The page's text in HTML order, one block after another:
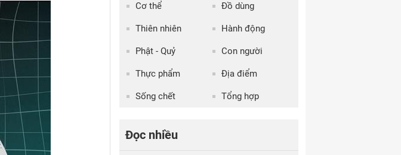
Cơ thể Đồ dùng
Thiên nhiên Hành động
Phật - Quỷ Con người
Thực phẩm Địa điểm
Sống chết Tổng hợp
Đọc nhiều